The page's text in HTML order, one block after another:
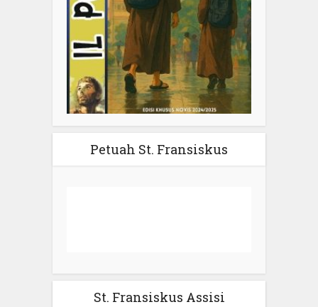
Petuah St. Fransiskus
St. Fransiskus Assisi